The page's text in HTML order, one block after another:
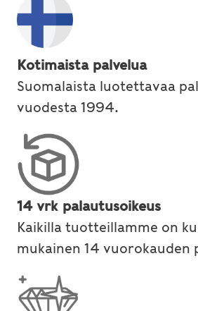
Kotimaista palvelua
Suomalaista luotettavaa
vuodesta 1994.
14 vrk palautusoikeus
Kaikilla tuotteillamme on
mukainen 14 vuorokauden